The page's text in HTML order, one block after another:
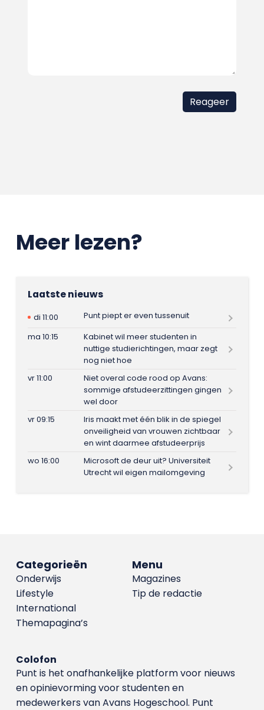
Meer lezen?
Laatste nieuws
di 11:00
Punt piept er even tussenuit
ma 10:15
Kabinet wil meer studenten in
nuttige studierichtingen, maar zegt
nog niet hoe
vr 11:00
Niet overal code rood op Avans:
sommige afstudeerzittingen gingen
wel door
vr 09:15
Iris maakt met één blik in de spiegel
onveiligheid van vrouwen zichtbaar
en wint daarmee afstudeerprijs
wo 16:00
Microsoft de deur uit? Universiteit
Utrecht wil eigen mailomgeving
Menu
Magazines
Tip de redactie
Categorieën
Onderwijs
Lifestyle
International
Themapagina’s
Colofon
Punt is het onafhankelijke platform voor nieuws
en opinievorming voor studenten en
medewerkers van Avans Hoge­school. Punt